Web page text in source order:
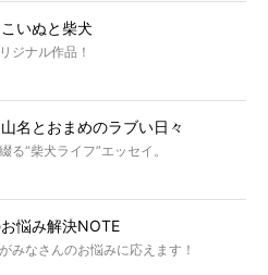
いぬと柴犬
ジナル作品！
山名とおまめのラブい日々
る“柴犬ライフ”エッセイ。
お悩み解決NOTE
みなさんのお悩みに応えます！